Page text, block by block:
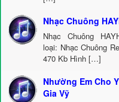
Nhạc Chuông
Nhạc Chuông
loại: Nhạc Chuông
470 Kb Hình […]
Nhường Em Cho
Gia Vỹ